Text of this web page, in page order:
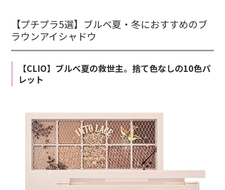
【プチプラ5選】ブルベ夏・冬におすすめのブ
ラウンアイシャドウ
【CLIO】ブルべ夏の救世主。捨て色なしの10色パ
レット